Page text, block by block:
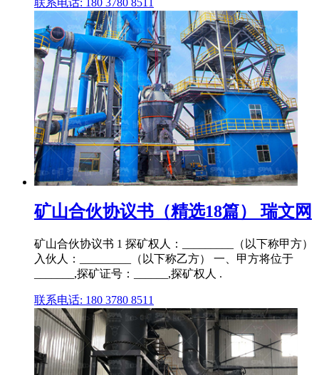
联系电话: 180 3780 8511
矿山合伙协议书（精选18篇） 瑞文网
矿山合伙协议书 1 探矿权人：_________（以下称甲方）
入伙人：_________（以下称乙方） 一、甲方将位于
_______,探矿证号：______,探矿权人 .
联系电话: 180 3780 8511